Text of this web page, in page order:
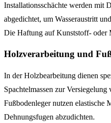
Installationsschächte werden mit
abgedichtet, um Wasseraustritt
Die Haftung auf Kunststoff- oder
Holzverarbeitung und
In der Holzbearbeitung dienen
Spachtelmassen zur
Fußbodenleger nutzen elastische
Dehnungsfugen abzudichten.